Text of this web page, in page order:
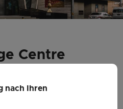
Centre
bei verschiedenen
und
nach Ihren